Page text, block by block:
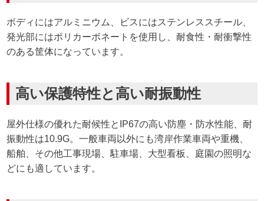
ボディにはアルミニウム、ビスにはステンレススチール、
発光部にはポリカーボネートを使用し、耐食性・耐衝撃性
のある筐体になっています。
高い保護特性と高い耐振動性
屋外仕様の優れた耐候性とIP67の高い防塵・防水性能、耐
振動性は10.9G。一般車両以外にも湾岸作業車両や重機、
船舶、その他工事現場、駐車場、大型看板、庭園の照明な
どにも適しています。